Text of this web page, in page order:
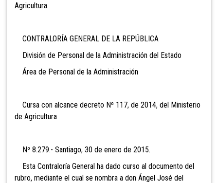
Agricultura.
CONTRALORÍA GENERAL DE LA REPÚBLICA
División de Personal de la Administración del Estado
Área de Personal de la Administración
Cursa con alcance decreto Nº 117, de 2014, del Ministerio
de Agricultura
Nº 8.279.- Santiago, 30 de enero de 2015.
Esta Contraloría General ha dado curso al documento del
rubro, mediante el cual se nombra a don Ángel José del